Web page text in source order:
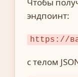
Чтобы
эндпоинт:
https://
с телом